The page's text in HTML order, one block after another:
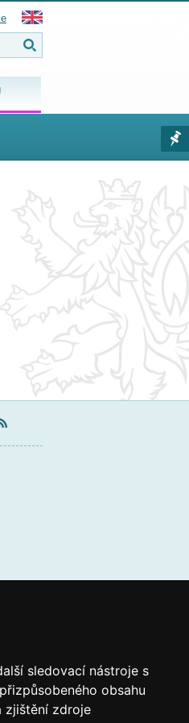
sledovací nástroje s
obsahu
zjištění zdroje